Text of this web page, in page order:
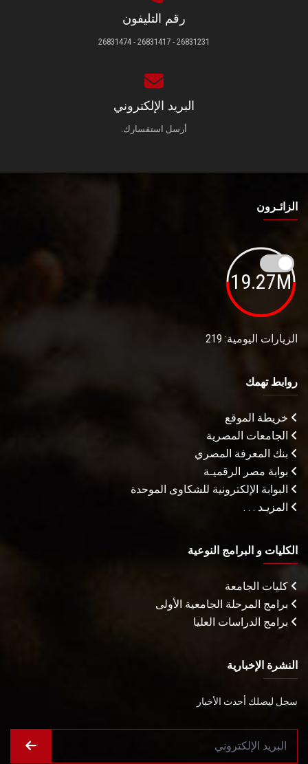
رقم التليفون
26831231 - 26831417 - 26831474
البريد الإلكتروني
أرسل استفسارك.
الزائـرون
19.27M
الزيارات اليومية: 219
روابط تهمك
خريطة الموقع
الجامعات المصرية
بنك المعرفة المصري
بوابة مصر الرقميـة
البوابة الإلكترونية للشكاوى الموحدة
المزيـد . . .
الكليات و البرامج النوعية
كليات الجامعة
برامج المرحلة الجامعية الأولى
برامج الدراسات العليا
النشرة الإخبارية
سجل ليصلك أحدث الأخبار